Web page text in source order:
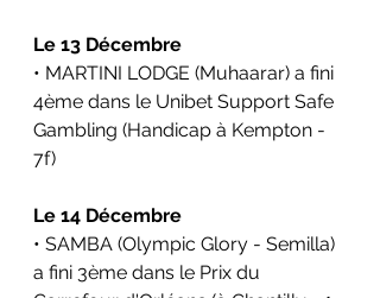
Le 13 Décembre
• MARTINI LODGE (Muhaarar) a fini
4ème dans le Unibet Support Safe
Gambling (Handicap à Kempton -
7f)
Le 14 Décembre
• SAMBA (Olympic Glory - Semilla)
a fini 3ème dans le Prix du